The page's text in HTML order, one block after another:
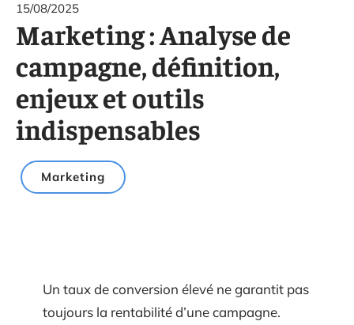
15/08/2025
Marketing : Analyse de
campagne, définition,
enjeux et outils
indispensables
Marketing
Un taux de conversion élevé ne garantit pas
toujours la rentabilité d’une campagne.